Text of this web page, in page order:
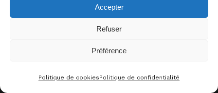
Accepter
Refuser
Préférence
Politique de cookiesPolitique de confidentialité
CONTACT